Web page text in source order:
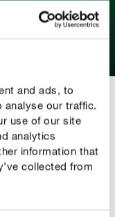
and ads, to
analyse our traffic.
use of our site
analytics
information that
collected from